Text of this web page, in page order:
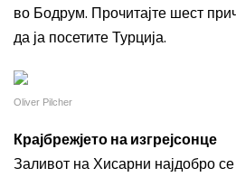
во Бодрум. Прочитајте шест
да ја посетите Турција.
Oliver Pilcher
Крајбрежјето на изгрејсонце
Заливот на Хисарни најдобро